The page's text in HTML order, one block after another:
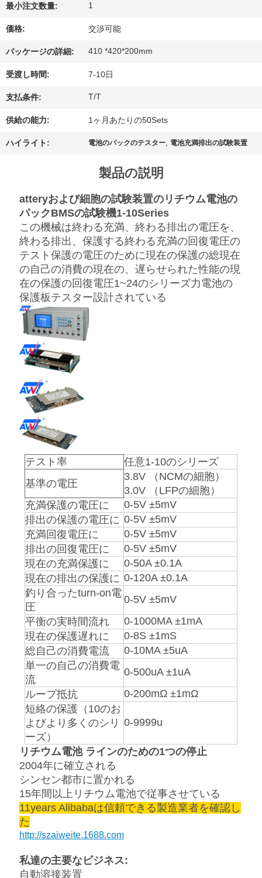
お
問
い
PRIVACY
POLICY
最小注文数量: 1
価格: 交渉可能
パッケージの詳細: 410 *420*200mm
受渡し時間: 7-10日
支払条件: T/T
供給の能力: 1ヶ月あたりの50Sets
ハイライト: 電池のパックのテスター 電池充満排出の試験装置
製品の説明
atteryおよび細胞の試験装置のリチウム電池の
パックBMSの試験機1-10Series
この機械は終わる充満、終わる排出の電圧を、
終わる排出、保護する終わる充満の回復電圧の
テスト保護の電圧のために現在の保護の総現在
の自己の消費の現在の、遅らせられた性能の現
在の保護の回復電圧1~24のシリーズ力電池の
保護板テスター設計されている
テスト率 任意1-10のシリーズ
基準の電圧
3.8V （NCMの細胞）
3.0V （LFPの細胞）
充満保護の電圧に
0-5V±5mV
排出の保護の電圧に 0-5V±5mV
充満回復電圧に
0-5V±5mV
排出の回復電圧に
0-5V±5mV
現在の充満保護に
0-50A±0.1A
現在の排出の保護に 0-120A±0.1A
釣り合ったturn-on電
圧
0-5V±5mV
平衡の実時間流れ
0-1000MA±1mA
現在の保護遅れに
0-8S±1mS
総自己の消費電流
0-10MA±5uA
単一の自己の消費電
流
0-500uA±1uA
ループ抵抗
0-200mΩ±1mΩ
短絡の保護（10のお
よびより多くのシリ
ーズ）
0-9999u
リチウム電池 ラインのための1つの停止
2004年に確立される
シンセン都市に置かれる
15年間以上リチウム電池で従事させている
11years Alibabaは信頼できる製造業者を確認し
た
http://szaiweite.1688.com
私達の主要なビジネス:
自動溶接装置